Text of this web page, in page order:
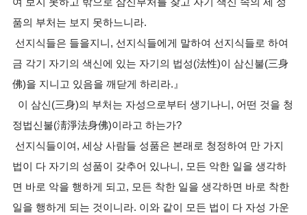
품의 부처는 보지 못하느니라.
선지식들은 들을지니, 선지식들에게 말하여 선지식들로 하여
금 각기 자기의 색신에 있는 자기의 법성(法性)이 삼신불(三身
佛)을 지니고 있음을 깨닫게 하리라.』
이 삼신(三身)의 부처는 자성으로부터 생기나니, 어떤 것을 청
정법신불(淸淨法身佛)이라고 하는가?
선지식들이여, 세상 사람들 성품은 본래로 청정하여 만 가지
법이 다 자기의 성품이 갖추어 있나니, 모든 악한 일을 생각하
면 바로 악을 행하게 되고, 모든 착한 일을 생각하면 바로 착한
일을 행하게 되는 것이니라. 이와 같이 모든 법이 다 자성 가운